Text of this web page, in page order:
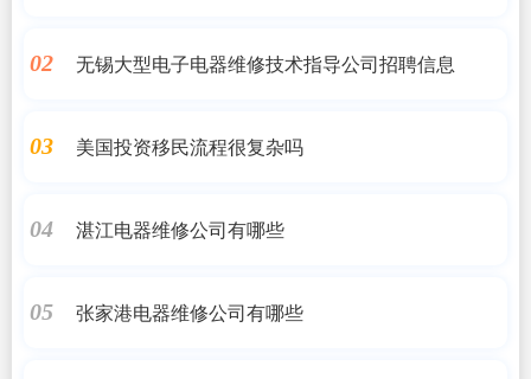
02 无锡大型电子电器维修技术指导公司招聘信息
03 美国投资移民流程很复杂吗
04 湛江电器维修公司有哪些
05 张家港电器维修公司有哪些